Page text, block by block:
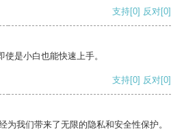
支持[0] 反对[0]
是小白也能快速上手。
支持[0] 反对[0]
为我们带来了无限的隐私和安全性保护。